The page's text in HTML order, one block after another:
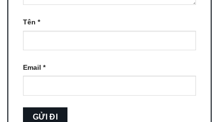
Tên *
Email *